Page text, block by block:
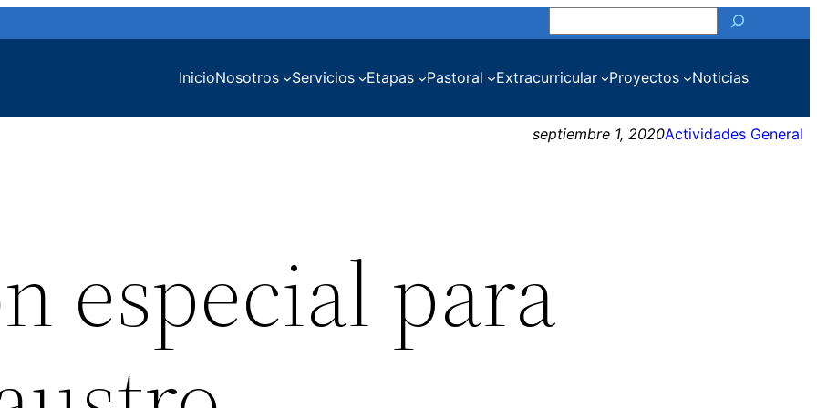
InicioNosotros Servicios Etapas Pastoral Extracurricular Proyectos Noticias
septiembre 1, 2020Actividades General
especial para